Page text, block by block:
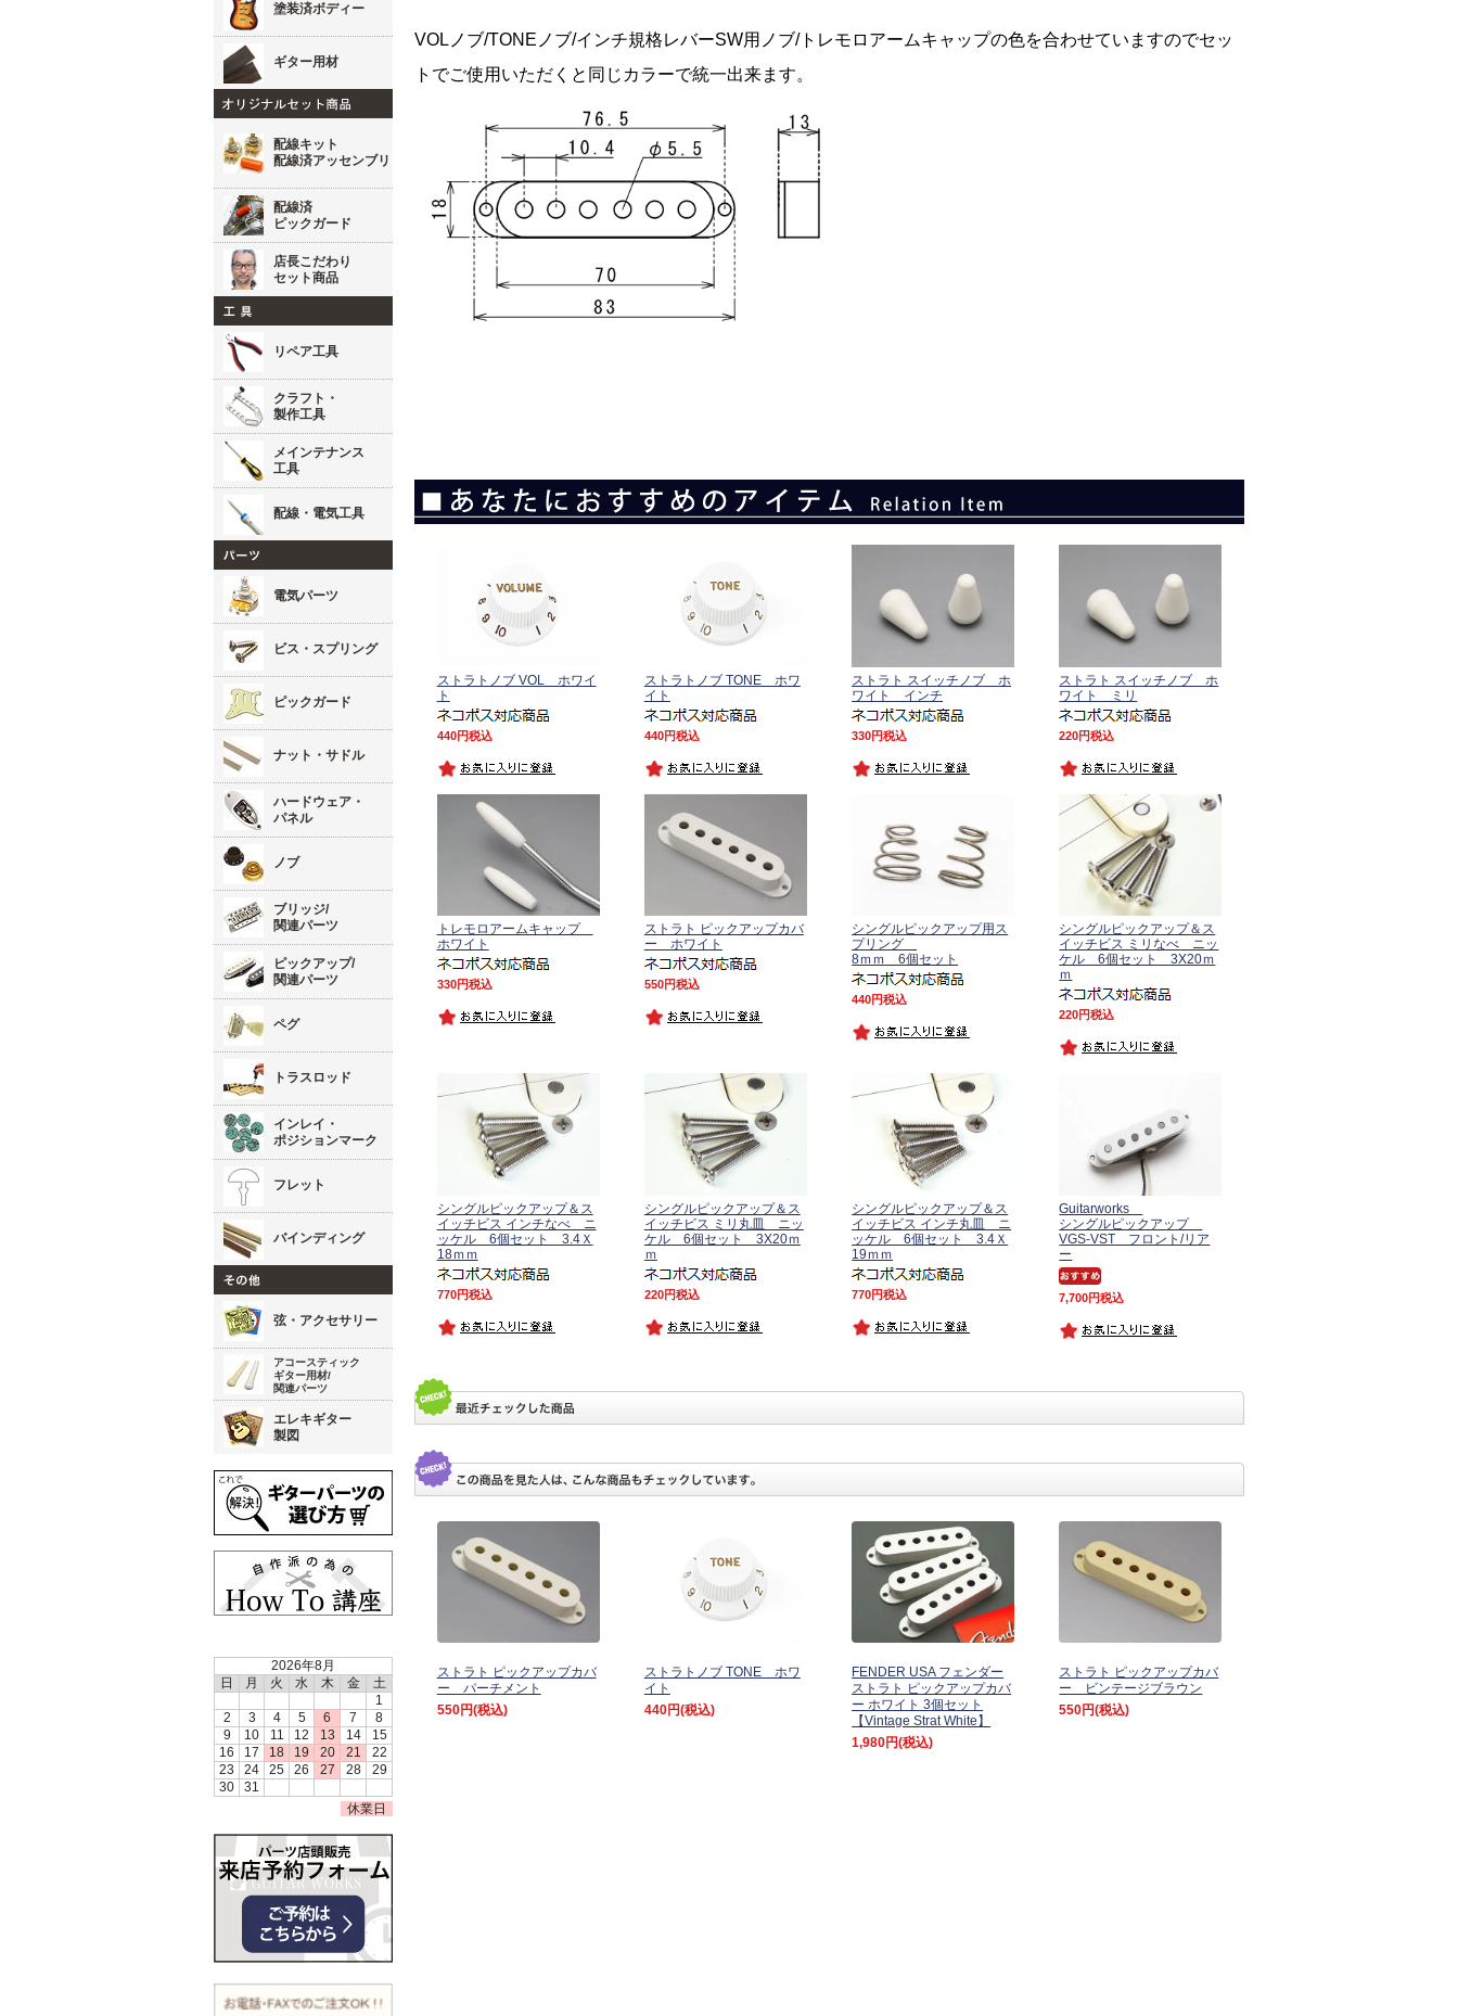
塗装済ボディー
ギター用材
配線キット
配線済アッセンブリ
配線済
ピックガード
店長こだわり
セット商品
リペア工具
クラフト・
製作工具
メインテナンス
工具
配線・電気工具
電気パーツ
ビス・スプリング
ピックガード
ナット・サドル
ハードウェア・
パネル
ノブ
ブリッジ/
関連パーツ
ピックアップ/
関連パーツ
ペグ
トラスロッド
インレイ・
ポジションマーク
フレット
バインディング
弦・アクセサリー
アコースティック
ギター用材/
関連パーツ
エレキギター
製図
2026年8月
日
月 火 水 木 金
土
1
2
3 4 5 6 7
8
9
10 11 12 13 14
15
16
17 18 19 20 21
22
23
24 25 26 27 28
29
30
31
休業日
VOLノブ/TONEノブ/インチ規格レバーSW用ノブ/トレモロアームキャップの色を合わせていますのでセッ
トでご使用いただくと同じカラーで統一出来ます。
ストラトノブ VOL ホワイ
ト
440 税込
ストラトノブ TONE ホワ
イト
440 税込
ストラト スイッチノブ ホ
ワイト インチ
330 税込
ストラト スイッチノブ ホ
ワイト ミリ
220 税込
トレモロアームキャップ
ホワイト
330 税込
ストラト ピックアップカバ
ー ホワイト
550 税込
シングルピックアップ用ス
プリング
8ｍｍ 6個セット
440 税込
シングルピックアップ＆ス
イッチビス ミリなべ ニッ
ケル 6個セット 3X20ｍ
ｍ
220 税込
シングルピックアップ＆ス
イッチビス インチなべ ニ
ッケル 6個セット 3.4Ｘ
18ｍｍ
770 税込
シングルピックアップ＆ス
イッチビス ミリ丸皿 ニッ
ケル 6個セット 3X20ｍ
ｍ
220 税込
シングルピックアップ＆ス
イッチビス インチ丸皿 ニ
ッケル 6個セット 3.4Ｘ
19ｍｍ
770 税込
Guitarworks
シングルピックアップ
VGS-VST フロント/リア
ー
7,700 税込
ストラト ピックアップカバ
ー パーチメント
550円(税込)
ストラトノブ TONE ホワ
イト
440円(税込)
FENDER USA フェンダー
ストラト ピックアップカバ
ー ホワイト 3個セット
【Vintage Strat White】
1,980円(税込)
ストラト ピックアップカバ
ー ビンテージブラウン
550円(税込)